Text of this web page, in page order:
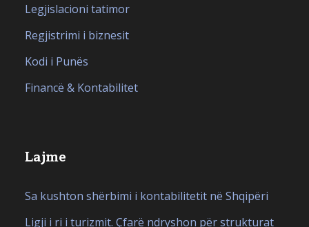
Legjislacioni tatimor
Regjistrimi i biznesit
Kodi i Punës
Financë & Kontabilitet
Lajme
Sa kushton shërbimi i kontabilitetit në Shqipëri
Ligji i ri i turizmit. Çfarë ndryshon për strukturat